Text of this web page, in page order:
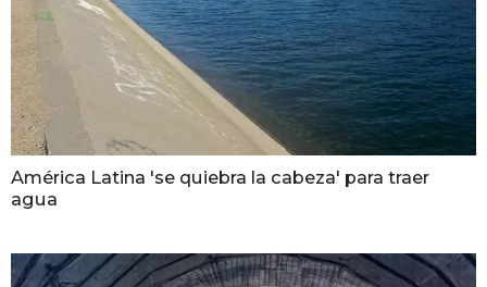
América Latina 'se quiebra la cabeza' para traer
agua